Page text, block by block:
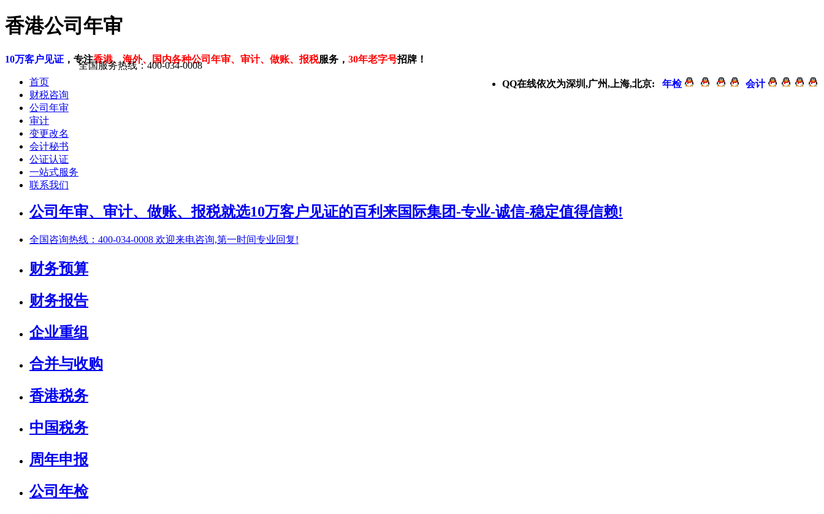
香港公司年审
10万客户见证 ，专注香港、海外、国内各种公司年审、审计、做账、报税服务， 30年老字号招牌！
QQ在线依次为深圳,广州,上海,北京: 年检 会计
首页
财税咨询
公司年审
审计
变更改名
会计秘书
公证认证
一站式服务
联系我们
全国服务热线：400-034-0008
公司年审、审计、做账、报税就选10万客户见证的百利来国际集团-专业-诚信-稳定值得信赖!
全国咨询热线：400-034-0008 欢迎来电咨询,第一时间专业回复!
财务预算
财务报告
企业重组
合并与收购
香港税务
中国税务
周年申报
公司年检